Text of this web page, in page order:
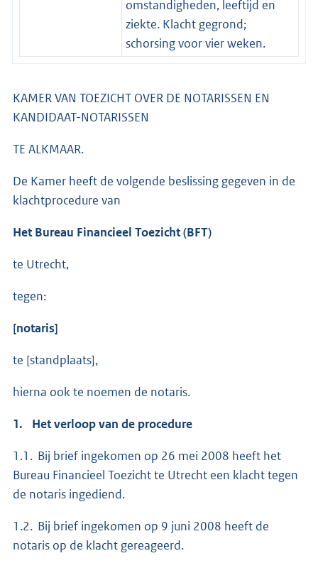
omstandigheden, leeftijd en
ziekte. Klacht gegrond;
schorsing voor vier weken.
KAMER VAN TOEZICHT OVER DE NOTARISSEN EN
KANDIDAAT-NOTARISSEN
TE ALKMAAR.
De Kamer heeft de volgende beslissing gegeven in de
klachtprocedure van
Het Bureau Financieel Toezicht (BFT)
te Utrecht,
tegen:
[notaris]
te [standplaats],
hierna ook te noemen de notaris.
1. Het verloop van de procedure
1.1. Bij brief ingekomen op 26 mei 2008 heeft het
Bureau Financieel Toezicht te Utrecht een klacht tegen
de notaris ingediend.
1.2. Bij brief ingekomen op 9 juni 2008 heeft de
notaris op de klacht gereageerd.